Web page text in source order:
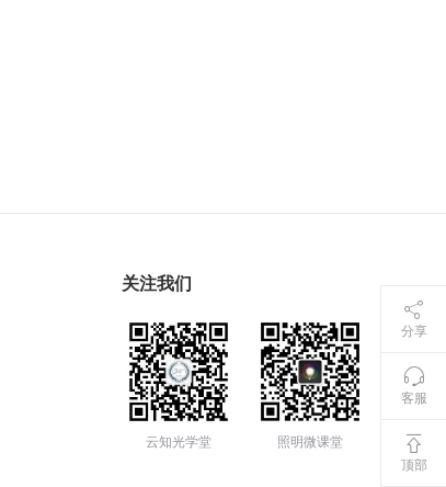
关注我们
云知光学堂 照明微课堂
分享
客服
顶部